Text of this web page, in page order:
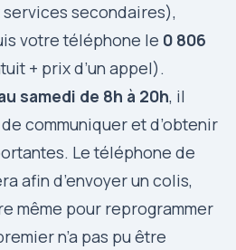
secondaires),
votre téléphone le 0 806
+ prix d’un appel).
samedi de 8h à 20h, il
communiquer et d’obtenir
Le téléphone de
afin d’envoyer un colis,
même pour reprogrammer
n’a pas pu être